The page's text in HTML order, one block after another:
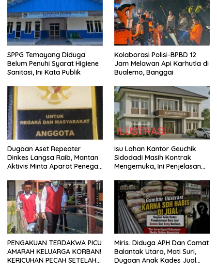
SPPG Temayang Diduga
Belum Penuhi Syarat Higiene
Sanitasi, Ini Kata Publik
Kolaborasi Polisi-BPBD 12
Jam Melawan Api Karhutla di
Bualemo, Banggai
Dugaan Aset Repeater
Dinkes Langsa Raib, Mantan
Aktivis Minta Aparat Penegak
Isu Lahan Kantor Geuchik
Sidodadi Masih Kontrak
Mengemuka, Ini Penjelasan
PENGAKUAN TERDAKWA PICU
AMARAH KELUARGA KORBAN!
KERICUHAN PECAH SETELAH
Miris. Diduga APH Dan Camat
Balantak Utara, Mati Suri,
Dugaan Anak Kades Jual